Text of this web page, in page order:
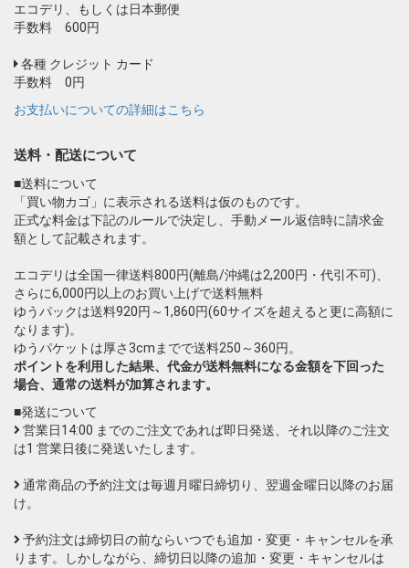
エコデリ、もしくは日本郵便
手数料 600円
各種 クレジット カード
手数料 0円
お支払いについての詳細はこちら
送料・配送について
■送料について
「買い物カゴ」に表示される送料は仮のものです。
正式な料金は下記のルールで決定し、手動メール返信時に請求金
額として記載されます。
エコデリは全国一律送料800円(離島/沖縄は2,200円・代引不可)、
さらに6,000円以上のお買い上げで送料無料
ゆうパックは送料920円～1,860円(60サイズを超えると更に高額に
なります)。
ゆうパケットは厚さ3cmまでで送料250～360円。
ポイントを利用した結果、代金が送料無料になる金額を下回った
場合、通常の送料が加算されます。
■発送について
営業日14:00 までのご注文であれば即日発送、それ以降のご注文
は1 営業日後に発送いたします。
通常商品の予約注文は毎週月曜日締切り、翌週金曜日以降のお届
け。
予約注文は締切日の前ならいつでも追加・変更・キャンセルを承
ります。しかしながら、締切日以降の追加・変更・キャンセルは